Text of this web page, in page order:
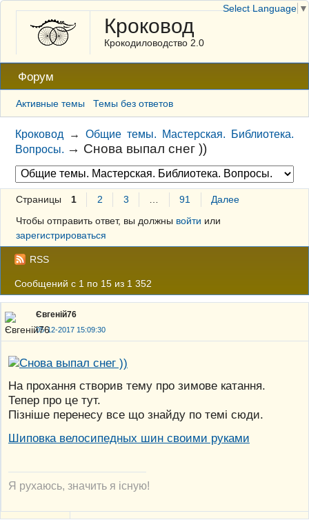
Кроковод
Крокодиловодство 2.0
Форум
Активные темы Темы без ответов
Кроковод →Общие темы. Мастерская. Библиотека.
Вопросы. → Снова выпал снег ))
Страницы 1 2 3 91
Далее
Чтобы отправить ответ, вы должны войти или
зарегистрироваться
RSS
Сообщений с 1 по 15 из 1 352
Євгеній76
05-12-2017 15:09:30
На прохання створив тему про зимове катання.
Тепер про це тут.
Пізніше перенесу все що знайду по темі сюди.
Шиповка велосипедных шин своими руками
Я рухаюсь, значить я існую!
Select Language ▼